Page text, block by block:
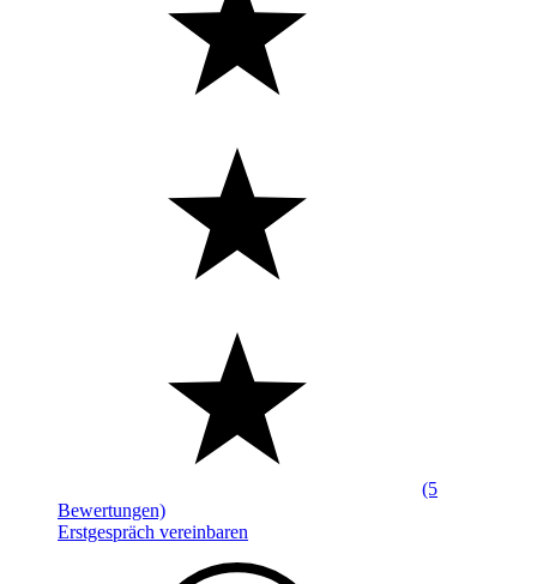
(5
Bewertungen)
Erstgespräch vereinbaren